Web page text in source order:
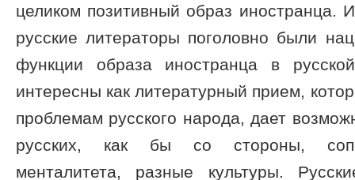
целиком позитивный образ иностранца.
русские литераторы поголовно были
функции образа иностранца в
интересны как литературный прием,
проблемам русского народа, дает
русских, как бы со стороны,
менталитета, разные культуры.